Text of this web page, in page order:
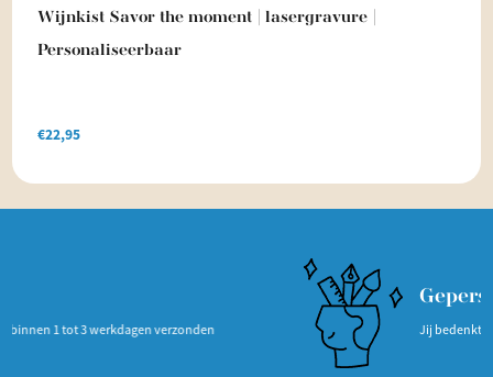
Wijnkist Savor the moment | lasergravure |
Personaliseerbaar
€22,95
verzonden
Gepersonaliseerd
Jij bedenkt het, wij maken het